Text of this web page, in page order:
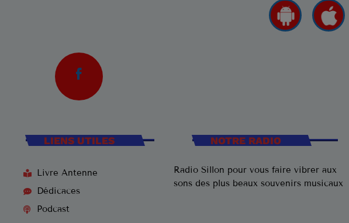
LIENS UTILES
Livre Antenne
Dédicaces
Podcast
NOTRE RADIO
Radio Sillon pour vous faire vibrer aux
sons des plus beaux souvenirs musicaux